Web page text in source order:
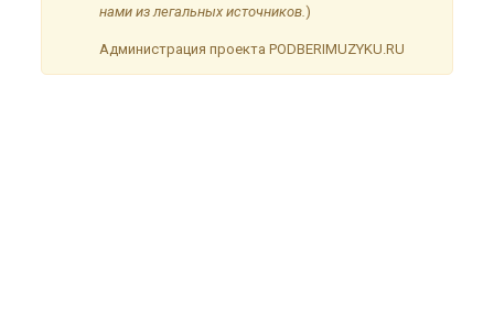
нами из легальных источников.)
Администрация проекта PODBERIMUZYKU.RU